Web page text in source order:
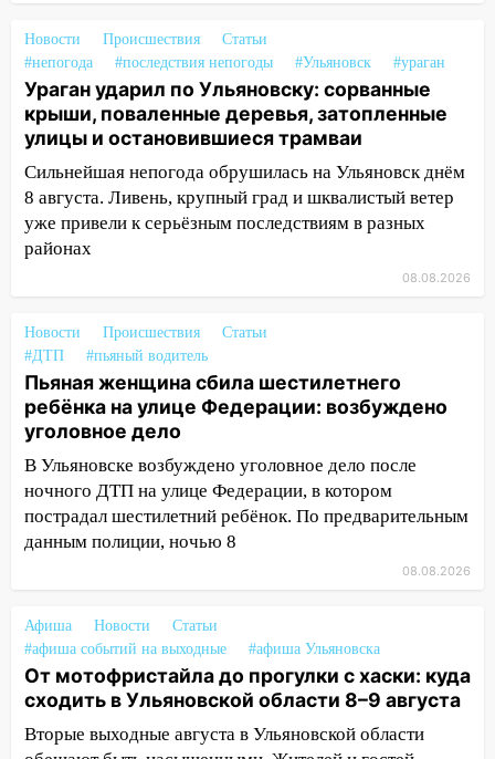
строящегося дома
13:54
В мэрии Ульяновска рассказали,
как устраняют последствия мощного
шторма
13:49 Стихия продолжает крушить
Ульяновск: дерево рухнуло на дом на
Орджоникидзе
13:47
13:46
СТО на проспекте Созидателей
13:35 Непогода продолжает бить по
транспорту: в Ульяновске трамвай
сошёл с рельсов
13:22 Упавшие деревья перекрыли
дороги в Ульяновске: фото
13:17 Непогода в Ульяновске не
13:15
Трижды «брал в долг» без спроса:
житель Вешкаймского района похитил у
знакомого 191 тысячу рублей
13:14
проспекте Филатова в Ульяновске
Новости Происшествия
Статьи
#непогода
#последствия непогоды #Ульяновск #ураган
Ураган ударил по Ульяновску: сорванные
крыши, поваленные деревья, затопленные
улицы и остановившиеся трамваи
Сильнейшая непогода обрушилась на Ульяновск днём
8 августа. Ливень, крупный град и шквалистый ветер
уже привели к серьёзным последствиям в разных
районах
08.08.2026
Новости Происшествия
Статьи
#ДТП
#пьяный водитель
Пьяная женщина сбила шестилетнего
ребёнка на улице Федерации: возбуждено
уголовное дело
В Ульяновске возбуждено уголовное дело после
ночного ДТП на улице Федерации, в котором
пострадал шестилетний ребёнок. По предварительным
данным полиции, ночью 8
08.08.2026
Афиша Новости
Статьи
#афиша событий на выходные
#афиша Ульяновска
От мотофристайла до прогулки с хаски: куда
сходить в Ульяновской области 8–9 августа
Вторые выходные августа в Ульяновской области